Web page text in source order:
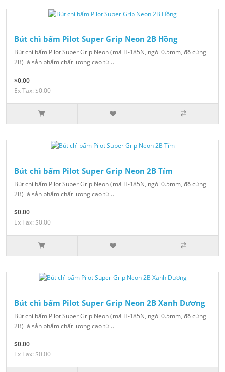
Bút chì bấm Pilot Super Grip Neon 2B Hồng
Bút chì bấm Pilot Super Grip Neon (mã H-185N, ngòi 0.5mm, độ cứng
2B) là sản phẩm chất lượng cao từ ..
$0.00
Ex Tax: $0.00
Bút chì bấm Pilot Super Grip Neon 2B Tím
Bút chì bấm Pilot Super Grip Neon (mã H-185N, ngòi 0.5mm, độ cứng
2B) là sản phẩm chất lượng cao từ ..
$0.00
Ex Tax: $0.00
Bút chì bấm Pilot Super Grip Neon 2B Xanh Dương
Bút chì bấm Pilot Super Grip Neon (mã H-185N, ngòi 0.5mm, độ cứng
2B) là sản phẩm chất lượng cao từ ..
$0.00
Ex Tax: $0.00